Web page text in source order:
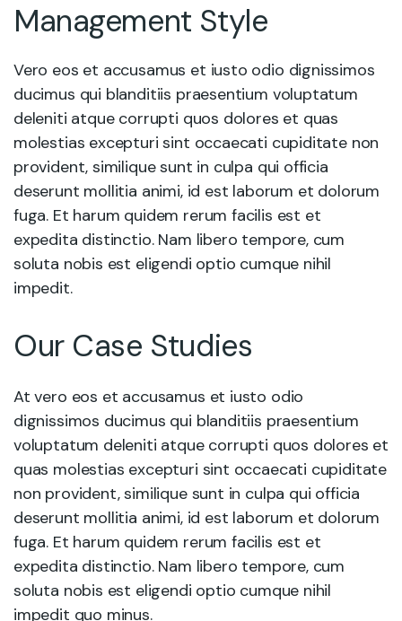
Management Style
Vero eos et accusamus et iusto odio dignissimos
ducimus qui blanditiis praesentium voluptatum
deleniti atque corrupti quos dolores et quas
molestias excepturi sint occaecati cupiditate non
provident, similique sunt in culpa qui officia
deserunt mollitia animi, id est laborum et dolorum
fuga. Et harum quidem rerum facilis est et
expedita distinctio. Nam libero tempore, cum
soluta nobis est eligendi optio cumque nihil
impedit.
Our Case Studies
At vero eos et accusamus et iusto odio
dignissimos ducimus qui blanditiis praesentium
voluptatum deleniti atque corrupti quos dolores et
quas molestias excepturi sint occaecati cupiditate
non provident, similique sunt in culpa qui officia
deserunt mollitia animi, id est laborum et dolorum
fuga. Et harum quidem rerum facilis est et
expedita distinctio. Nam libero tempore, cum
soluta nobis est eligendi optio cumque nihil
impedit quo minus.